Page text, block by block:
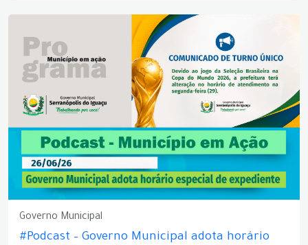
Governo Municipal
#Podcast – Governo Municipal adota horário